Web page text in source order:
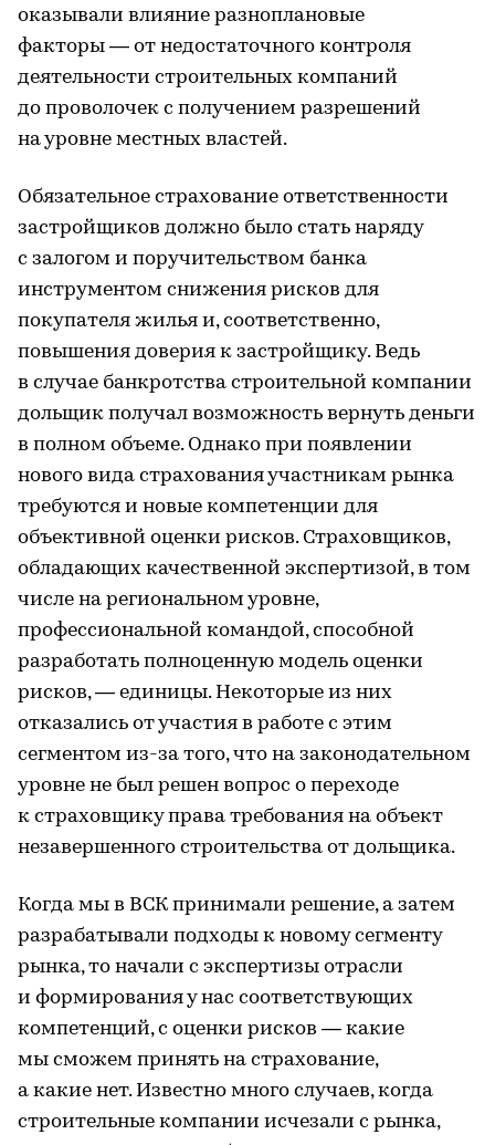
оказывали влияние разноплановые
факторы — от недостаточного контроля
деятельности строительных компаний
до проволочек с получением разрешений
на уровне местных властей.
Обязательное страхование ответственности
застройщиков должно было стать наряду
с залогом и поручительством банка
инструментом снижения рисков для
покупателя жилья и, соответственно,
повышения доверия к застройщику. Ведь
в случае банкротства строительной компании
дольщик получал возможность вернуть деньги
в полном объеме. Однако при появлении
нового вида страхования участникам рынка
требуются и новые компетенции для
объективной оценки рисков. Страховщиков,
обладающих качественной экспертизой, в том
числе на региональном уровне,
профессиональной командой, способной
разработать полноценную модель оценки
рисков, — единицы. Некоторые из них
отказались от участия в работе с этим
сегментом из-за того, что на законодательном
уровне не был решен вопрос о переходе
к страховщику права требования на объект
незавершенного строительства от дольщика.
Когда мы в ВСК принимали решение, а затем
разрабатывали подходы к новому сегменту
рынка, то начали с экспертизы отрасли
и формирования у нас соответствующих
компетенций, с оценки рисков — какие
мы сможем принять на страхование,
а какие нет. Известно много случаев, когда
строительные компании исчезали с рынка,